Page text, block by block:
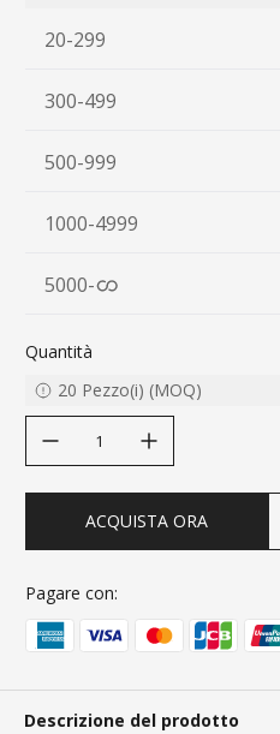
20-299
300-499
500-999
1000-4999
5000-
Quantità
20 Pezzo(i) (MOQ)
ACQUISTA ORA
Pagare con:
Descrizione del prodotto